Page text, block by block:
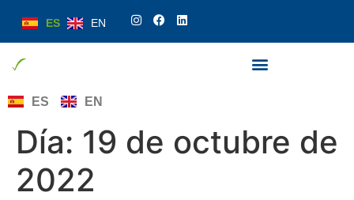
ES EN
ES EN
Día: 19 de octubre de
2022